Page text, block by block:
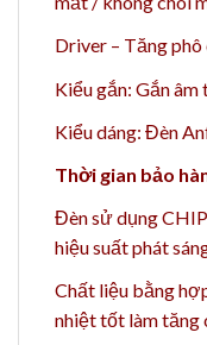
Driver – Tăng phô
Kiểu gắn: Gắn âm
Kiểu dáng: Đèn
Thời gian bảo
Đèn sử dụng
hiệu suất phát
Chất liệu bằng h
nhiệt tốt làm tăng